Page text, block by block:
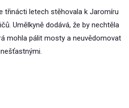
třinácti letech stěhovala k Jaromíru
Umělkyně dodává, že by nechtěla
mohla pálit mosty a neuvědomovat